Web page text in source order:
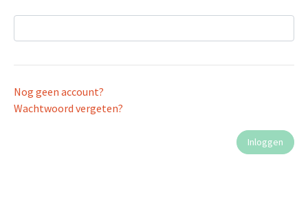
Nog geen account?
Wachtwoord vergeten?